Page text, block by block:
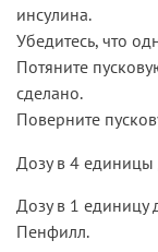
инсулина.
Убедитесь, что
Потяните
сделано.
Поверните
Дозу в 4
Дозу в 1 единицу
Пенфилл.